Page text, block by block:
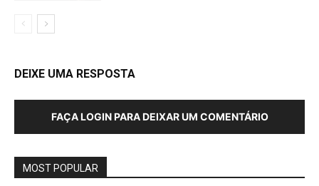
DEIXE UMA RESPOSTA
FAÇA LOGIN PARA DEIXAR UM COMENTÁRIO
MOST POPULAR